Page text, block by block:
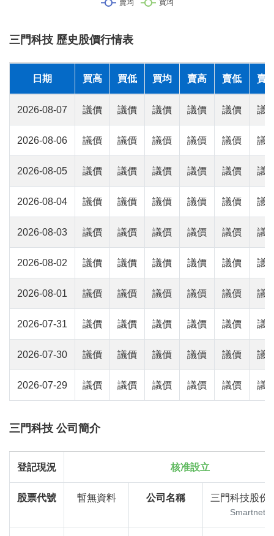
三門科技 歷史股價行情表
日期 買高 買低 買均 賣高 賣低 賣
2026-08-07 議價 議價 議價 議價 議價 議
2026-08-06 議價 議價 議價 議價 議價 議
2026-08-05 議價 議價 議價 議價 議價 議
2026-08-04 議價 議價 議價 議價 議價 議
2026-08-03 議價 議價 議價 議價 議價 議
2026-08-02 議價 議價 議價 議價 議價 議
2026-08-01 議價 議價 議價 議價 議價 議
2026-07-31 議價 議價 議價 議價 議價 議
2026-07-30 議價 議價 議價 議價 議價 議
2026-07-29 議價 議價 議價 議價 議價 議
三門科技 公司簡介
登記現況 核准設立
股票代號 暫無資料 公司名稱 三門科技股份
Smartnet